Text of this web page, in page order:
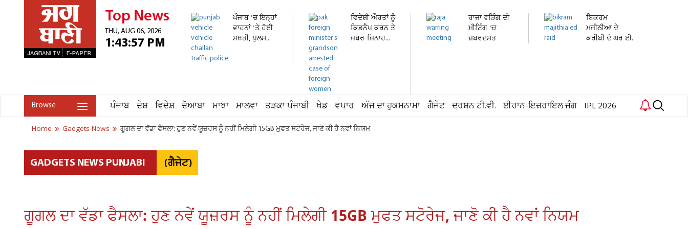
Top News
THU, AUG 06, 2026
1:43:57 PM
ਪੰਜਾਬ 'ਚ ਇਨ੍ਹਾਂ
ਵਾਹਨਾਂ 'ਤੇ ਹੋਈ
ਸਖ਼ਤੀ, ਪੁਲਸ...
ਵਿਦੇਸ਼ੀ ਔਰਤਾਂ ਨੂੰ
ਕਿਡਨੈਪ ਕਰਨ ਤੇ
ਜਬਰ-ਜ਼ਿਨਾਹ...
ਰਾਜਾ ਵੜਿੰਗ ਦੀ
ਮੀਟਿੰਗ 'ਚ
ਜ਼ਬਰਦਸਤ
ਬਿਕਰਮ
ਮਜੀਠੀਆ ਦੇ
ਕਰੀਬੀ ਦੇ ਘਰ ਈ.
Browse ਪੰਜਾਬ ਦੇਸ਼ ਵਿਦੇਸ਼ ਦੋਆਬਾ ਮਾਝਾ ਮਾਲਵਾ ਤੜਕਾ ਪੰਜਾਬੀ ਖੇਡ ਵਪਾਰ ਅੱਜ ਦਾ ਹੁਕਮਨਾਮਾ ਗੈਜੇਟ ਦਰਸ਼ਨ ਟੀ.ਵੀ. ਈਰਾਨ-ਇਜ਼ਰਾਇਲ ਜੰਗ IPL 2026
Home Gadgets News ਗੂਗਲ ਦਾ ਵੱਡਾ ਫੈਸਲਾ: ਹੁਣ ਨਵੇਂ ਯੂਜ਼ਰਸ ਨੂੰ ਨਹੀਂ ਮਿਲੇਗੀ 15GB ਮੁਫਤ ਸਟੋਰੇਜ, ਜਾਣੋ ਕੀ ਹੈ ਨਵਾਂ ਨਿਯਮ
GADGETS NEWS PUNJABI (ਗੈਜੇਟ)
ਗੂਗਲ ਦਾ ਵੱਡਾ ਫੈਸਲਾ: ਹੁਣ ਨਵੇਂ ਯੂਜ਼ਰਸ ਨੂੰ ਨਹੀਂ ਮਿਲੇਗੀ 15GB ਮੁਫਤ ਸਟੋਰੇਜ, ਜਾਣੋ ਕੀ ਹੈ ਨਵਾਂ ਨਿਯਮ